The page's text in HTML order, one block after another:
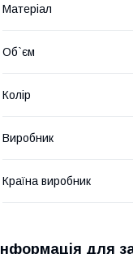
Матеріал
Об`єм
Колір
Виробник
Країна виробник
Інформація для